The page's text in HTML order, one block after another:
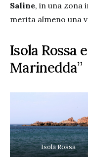
Saline, in una zona
merita almeno una
Isola Rossa
Marinedda”
Isola Rossa